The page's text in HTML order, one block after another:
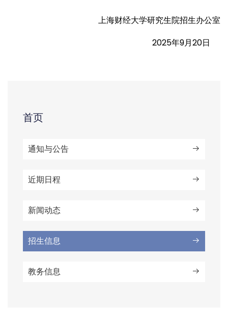
上海财经大学研究生院招生办公室
2025年9月20日
首页
通知与公告
近期日程
新闻动态
招生信息
教务信息